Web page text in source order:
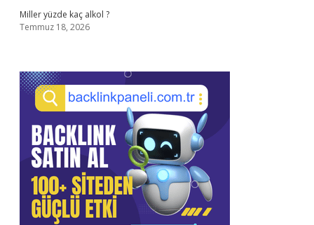
Miller yüzde kaç alkol ?
Temmuz 18, 2026